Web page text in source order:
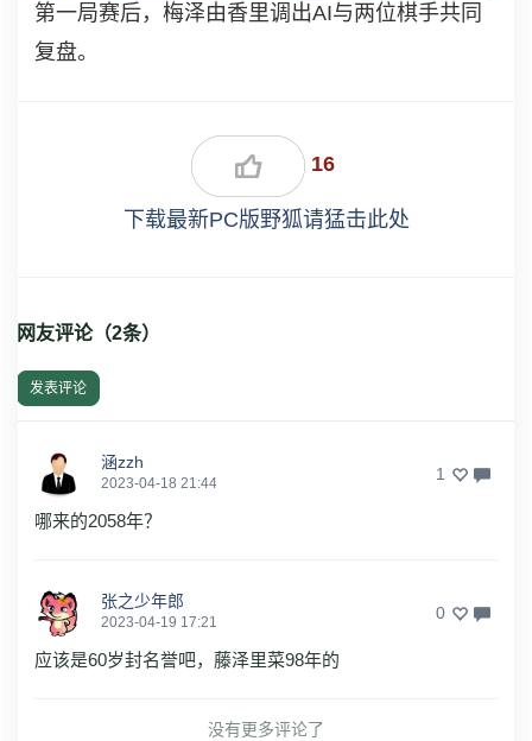
第一局赛后，梅泽由香里调出AI与两位棋手共同
复盘。
16
下载最新PC版野狐请猛击此处
网友评论（2条）
发表评论
涵zzh
2023-04-18 21:44 1
哪来的2058年？
张之少年郎
2023-04-19 17:21 0
应该是60岁封名誉吧，藤泽里菜98年的
没有更多评论了